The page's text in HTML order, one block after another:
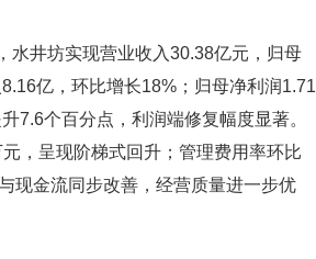
水井坊实现营业收入30.38亿元，归母
亿，环比增长18%；归母净利润1.71
7.6个百分点，利润端修复幅度显著。
，呈现阶梯式回升；管理费用率环比
现金流同步改善，经营质量进一步优